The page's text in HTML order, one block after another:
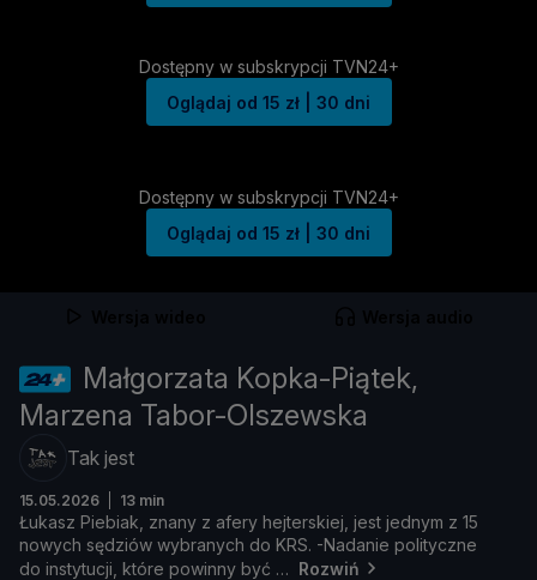
Dostępny w subskrypcji TVN24+
Oglądaj od 15 zł | 30 dni
Dostępny w subskrypcji TVN24+
Oglądaj od 15 zł | 30 dni
Małgorzata Kopka-Piątek,
Marzena Tabor-Olszewska
Tak jest
15.05.2026 13 min
Łukasz Piebiak, znany z afery hejterskiej, jest jednym z 15
nowych sędziów wybranych do KRS. -Nadanie polityczne
do instytucji, które powinny być Rozwiń